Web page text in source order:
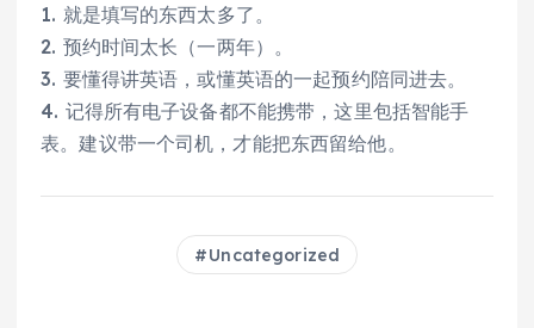
1. 就是填写的东西太多了。
2. 预约时间太长（一两年）。
3. 要懂得讲英语，或懂英语的一起预约陪同进去。
4. 记得所有电子设备都不能携带，这里包括智能手
表。建议带一个司机，才能把东西留给他。
Uncategorized